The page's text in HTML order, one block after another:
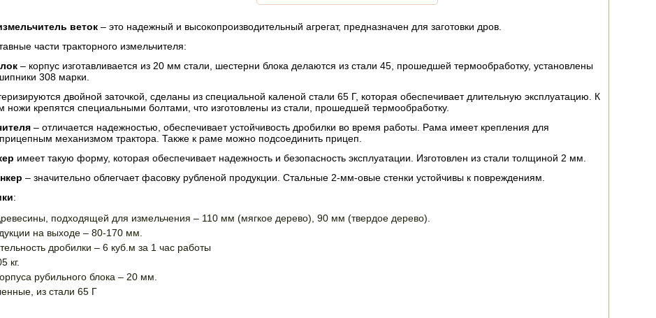
веток – это надежный и высокопроизводительный агрегат, предназначен для заготовки дров.
части тракторного измельчителя:
– корпус изготавливается из 20 мм стали, шестерни блока делаются из стали 45, прошедшей термообработку, установлены
308 марки.
двойной заточкой, сделаны из специальной каленой стали 65 Г, которая обеспечивает длительную эксплуатацию. К
ножи крепятся специальными болтами, что изготовлены из стали, прошедшей термообработку.
– отличается надежностью, обеспечивает устойчивость дробилки во время работы. Рама имеет крепления для
механизмом трактора. Также к раме можно подсоединить прицеп.
имеет такую форму, которая обеспечивает надежность и безопасность эксплуатации. Изготовлен из стали толщиной 2 мм.
– значительно облегчает фасовку рубленой продукции. Стальные 2-мм-овые стенки устойчивы к повреждениям.
:
подходящей для измельчения – 110 мм (мягкое дерево), 90 мм (твердое дерево).
на выходе – 80-170 мм.
дробилки – 6 куб.м за 1 час работы
кг.
рубильного блока – 20 мм.
из стали 65 Г